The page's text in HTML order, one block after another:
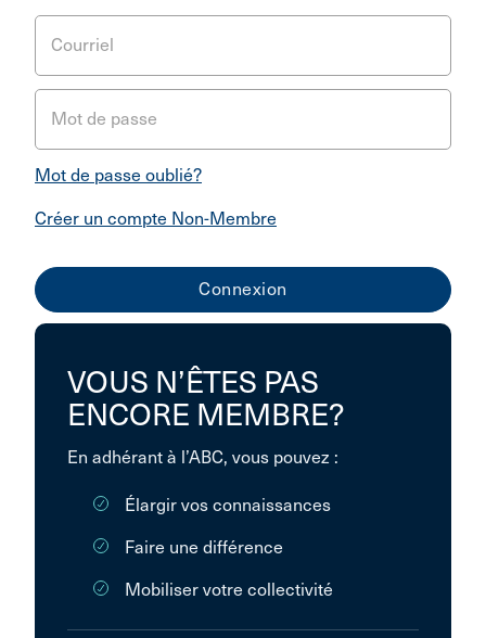
Courriel
Mot de passe
Mot de passe oublié?
Créer un compte Non-Membre
VOUS N’ÊTES PAS
ENCORE MEMBRE?
En adhérant à l’ABC, vous pouvez :
Élargir vos connaissances
Faire une différence
Mobiliser votre collectivité